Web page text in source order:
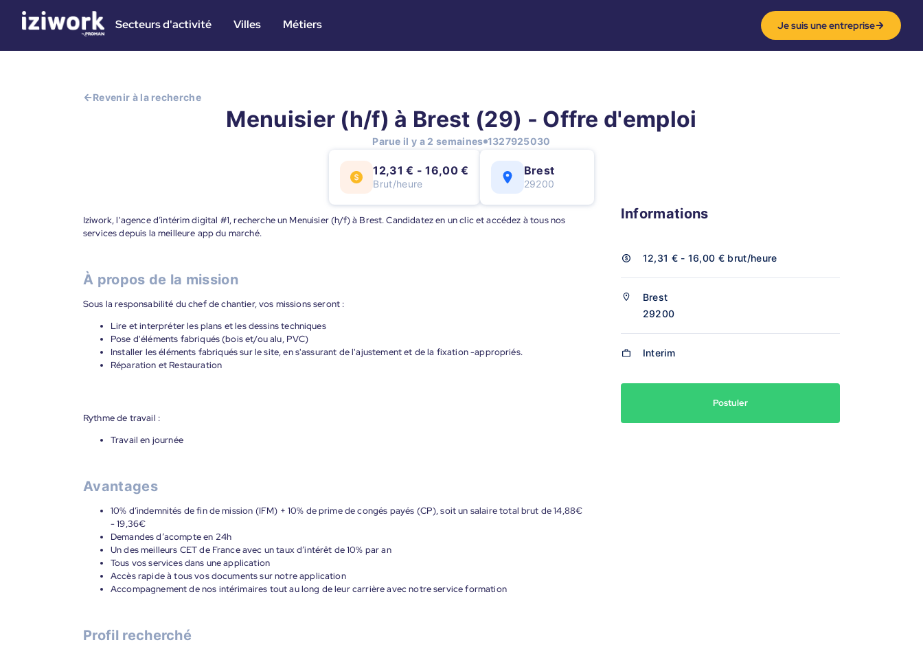
Secteurs d'activité Villes Métiers Je suis une entreprise
Revenir à la recherche
Menuisier (h/f) à Brest (29) - Offre d'emploi
Parue il y a 2 semaines 1327925030
12,31 € - 16,00 €
Brut/heure
Brest
29200
Iziwork, l'agence d’intérim digital #1, recherche un Menuisier (h/f) à Brest. Candidatez en un clic et accédez à tous nos
services depuis la meilleure app du marché.
À propos de la mission
Sous la responsabilité du chef de chantier, vos missions seront :
Lire et interpréter les plans et les dessins techniques
Pose d'éléments fabriqués (bois et/ou alu, PVC)
Installer les éléments fabriqués sur le site, en s'assurant de l'ajustement et de la fixation -appropriés.
Réparation et Restauration
Rythme de travail :
Travail en journée
Avantages
10% d’indemnités de fin de mission (IFM) + 10% de prime de congés payés (CP), soit un salaire total brut de 14,88€
- 19,36€
Demandes d’acompte en 24h
Un des meilleurs CET de France avec un taux d’intérêt de 10% par an
Tous vos services dans une application
Accès rapide à tous vos documents sur notre application
Accompagnement de nos intérimaires tout au long de leur carrière avec notre service formation
Profil recherché
Informations
12,31 € - 16,00 € brut/heure
Brest
29200
Interim
Postuler